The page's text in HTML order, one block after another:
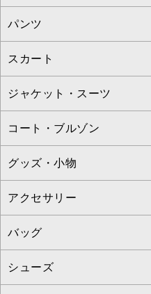
カットソー・Tシャツ
ブラウス・シャツ
ニット・セーター
カーディガン
アンサンブルセット
ベスト・ジレ
パーカー
タンクトップ・キャミソ
すべてのワンピース・ド
ワンピース
ドレス
チュニック
ジャンパースカート
その他のワンピース・ド
パンツ
すべてのパンツ
フルレングスパンツ
クロップド・半端丈パン
ガウチョ・ワイドパンツ
ハーフ・ショート丈パン
サロペット・オールイン
その他のパンツ
スカート
すべてのスカート
ロング・マキシ丈スカー
ひざ丈スカート
ミモレ丈スカート
ショート・ミニ丈スカー
その他のスカート
ジャケット・スーツ
すべてのジャケット・ス
テーラードジャケット
ノーカラージャケット
セットアップ
セットアップジャケット
コート・ブルゾン
すべてのコート・ブルゾ
トレンチコート
ピーコート
ダッフルコート
グッズ・小物
すべてのグッズ・小物
マスク
ストール・マフラー・ス
アクセサリー
すべてのアクセサリー
ネックレス
バッグ
すべてのバッグ
シューズ